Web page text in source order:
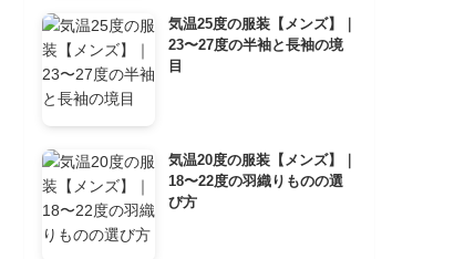
気温25度の服装【メンズ】｜
23〜27度の半袖と長袖の境
目
気温20度の服装【メンズ】｜
18〜22度の羽織りものの選
び方